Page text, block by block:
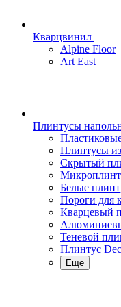
Кварцвинил
Alpine Floor
Art East
Плинтусы
Плинтусы
Скрытый
Белые
Пороги для
Кварцевый
Теневой
Плинтус
Еще